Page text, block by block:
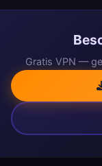
Gratis VPN —